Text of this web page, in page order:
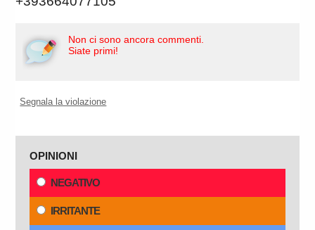
Non ci sono ancora commenti.
Siate primi!
Segnala la violazione
OPINIONI
NEGATIVO
IRRITANTE